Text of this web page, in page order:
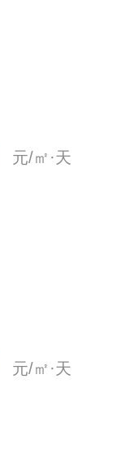
元/㎡·天
元/㎡·天